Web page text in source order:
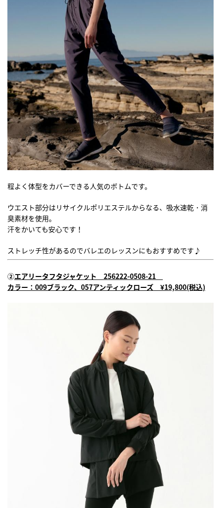
程よく体型をカバーできる人気のボトムです。
ウエスト部分はリサイクルポリエステルからなる、吸水速乾・消
臭素材を使用。
汗をかいても安心です！
ストレッチ性があるのでバレエのレッスンにもおすすめです♪
②エアリータフタジャケット 256222-0508-21
カラー：009ブラック、057アンティックローズ ¥19,800(税込)